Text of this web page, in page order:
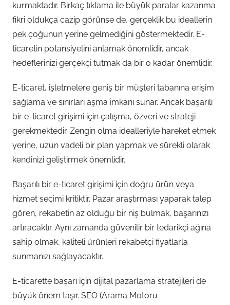
kurmaktadır. Birkaç tıklama ile büyük paralar kazanma
fikri oldukça cazip görünse de, gerçeklik bu ideallerin
pek çoğunun yerine gelmediğini göstermektedir. E-
ticaretin potansiyelini anlamak önemlidir, ancak
hedeflerinizi gerçekçi tutmak da bir o kadar önemlidir.
E-ticaret, işletmelere geniş bir müşteri tabanına erişim
sağlama ve sınırları aşma imkanı sunar. Ancak başarılı
bir e-ticaret girişimi için çalışma, özveri ve strateji
gerekmektedir. Zengin olma idealleriyle hareket etmek
yerine, uzun vadeli bir plan yapmak ve sürekli olarak
kendinizi geliştirmek önemlidir.
Başarılı bir e-ticaret girişimi için doğru ürün veya
hizmet seçimi kritiktir. Pazar araştırması yaparak talep
gören, rekabetin az olduğu bir niş bulmak, başarınızı
artıracaktır. Aynı zamanda güvenilir bir tedarikçi ağına
sahip olmak, kaliteli ürünleri rekabetçi fiyatlarla
sunmanızı sağlayacaktır.
E-ticarette başarı için dijital pazarlama stratejileri de
büyük önem taşır. SEO (Arama Motoru